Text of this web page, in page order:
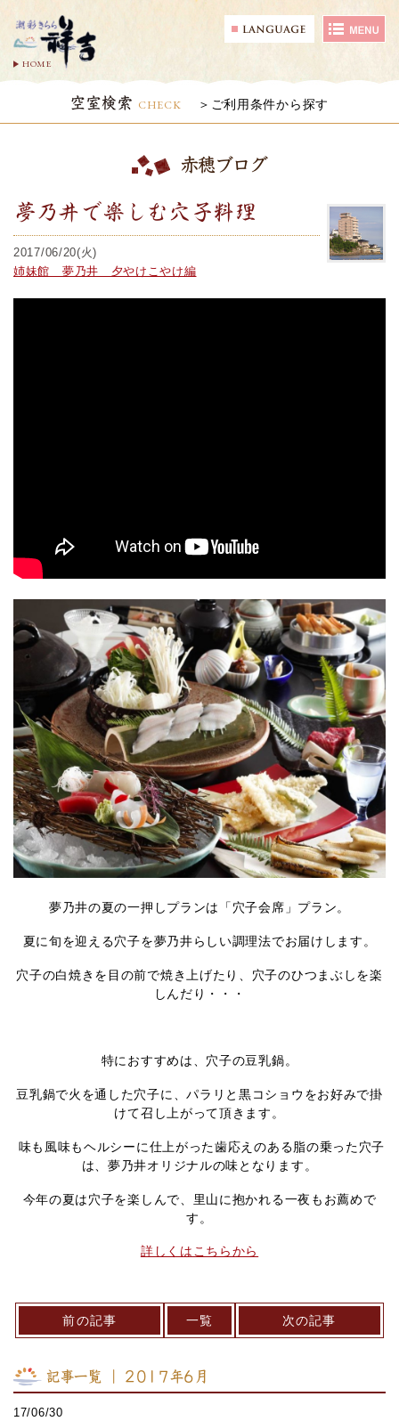
HOME
空室検索 CHECK ご利用条件から探す
赤穂ブログ
夢乃井で楽しむ穴子料理
2017/06/20(火)
姉妹館 夢乃井 夕やけこやけ編
夢乃井の夏の一押しプランは「穴子会席」プラン。
夏に旬を迎える穴子を夢乃井らしい調理法でお届けします。
穴子の白焼きを目の前で焼き上げたり、穴子のひつまぶしを楽
しんだり・・・
特におすすめは、穴子の豆乳鍋。
豆乳鍋で火を通した穴子に、パラリと黒コショウをお好みで掛
けて召し上がって頂きます。
味も風味もヘルシーに仕上がった歯応えのある脂の乗った穴子
は、夢乃井オリジナルの味となります。
今年の夏は穴子を楽しんで、里山に抱かれる一夜もお薦めで
す。
詳しくはこちらから
前の記事 一覧 次の記事
記事一覧 ｜ 2017年6月
17/06/30